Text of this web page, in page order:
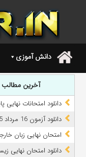
. دانش آموزی
آخرین مطالب
دانلود امتحانات نهایی
دانلود آزمون 16 مرداد 1405 قلمچی
امتحان نهایی زبان خارجی 2 پایه یازدهم تیر و مرداد 1405 +
دانلود امتحان نهایی زیست شناسی 2 پایه